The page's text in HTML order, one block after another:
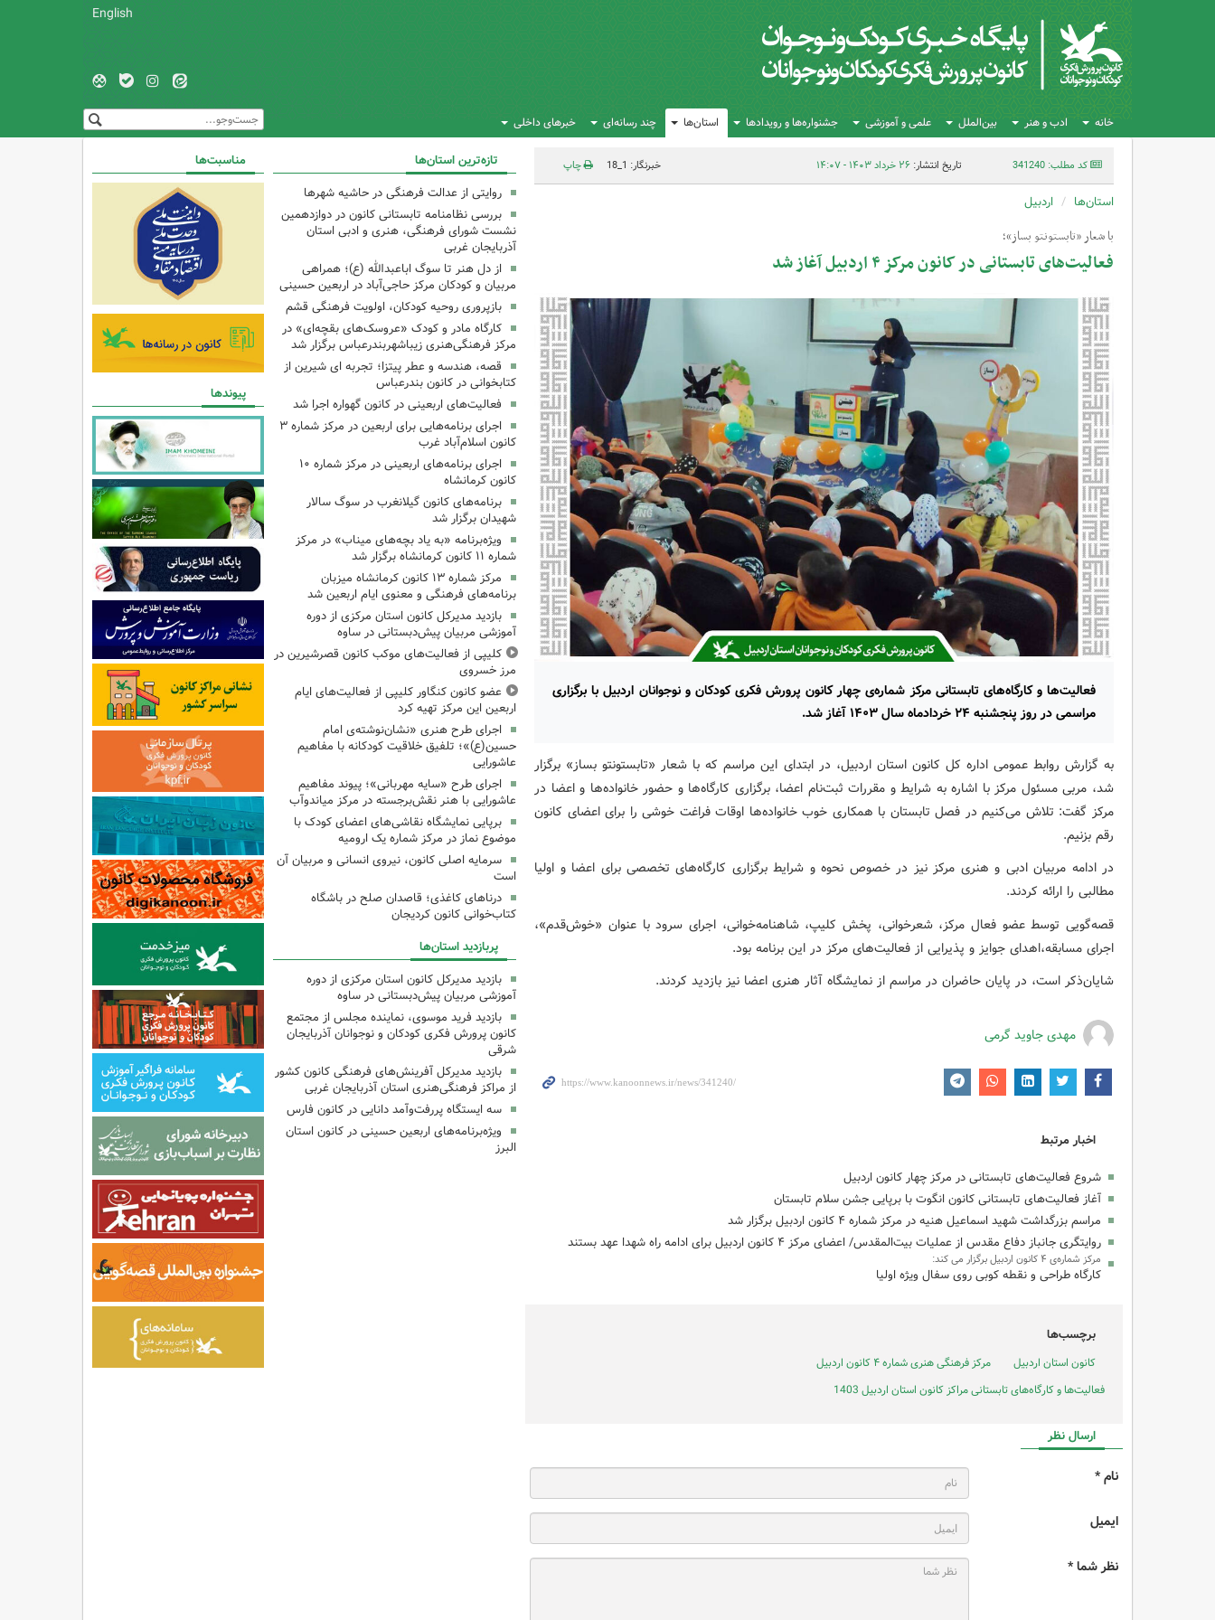
English
خانه ادب و هنر بین‌الملل علمی و آموزشی جشنواره‌ها و رویدادها استان‌ها چند رسانه‌ای خبرهای داخلی
کد مطلب: 341240 تاریخ انتشار:۲۶ خرداد ۱۴۰۳ - ۱۴:۰۷ خبرنگار: 1_18 چاپ
استان‌ها اردبیل
با شعار «تابستونتو بساز»؛
فعالیت‌های تابستانی در کانون مرکز ۴ اردبیل آغاز شد
فعالیت‌ها و کارگاه‌های تابستانی مرکز شماره‌ی چهار کانون پرورش فکری کودکان و نوجوانان اردبیل با برگزاری
مراسمی در روز پنجشنبه ۲۴ خردادماه سال ۱۴۰۳ آغاز شد.
به گزارش روابط عمومی اداره کل کانون استان اردبیل، در ابتدای این مراسم که با شعار «تابستونتو بساز» برگزار
شد، مربی مسئول مرکز با اشاره به شرایط و مقررات ثبت‌نام اعضا، برگزاری کارگاه‌ها و حضور خانواده‌ها و اعضا در
مرکز گفت: تلاش می‌کنیم در فصل تابستان با همکاری خوب خانواده‌ها اوقات فراغت خوشی را برای اعضای کانون
رقم بزنیم.
در ادامه مربیان ادبی و هنری مرکز نیز در خصوص نحوه و شرایط برگزاری کارگاه‌های تخصصی برای اعضا و اولیا
مطالبی را ارائه کردند.
قصه‌گویی توسط عضو فعال مرکز، شعرخوانی، پخش کلیپ‌، شاهنامه‌خوانی، اجرای سرود با عنوان «خوش‌قدم»،
اجرای مسابقه،اهدای جوایز و پذیرایی از فعالیت‌های مرکز در این برنامه بود.
شایان‌ذکر است، در پایان حاضران در مراسم از نمایشگاه آثار هنری اعضا نیز بازدید کردند.
مهدی جاوید گرمی
اخبار مرتبط
شروع فعالیت‌های تابستانی در مرکز چهار کانون اردبیل
آغاز فعالیت‌های تابستانی کانون انگوت با برپایی جشن سلام تابستان
مراسم بزرگداشت شهید اسماعیل هنیه در مرکز شماره ۴ کانون اردبیل برگزار شد
روایتگری جانباز دفاع مقدس از عملیات بیت‌المقدس/ اعضای مرکز ۴ کانون اردبیل برای ادامه راه شهدا عهد بستند
مرکز شماره‌ی ۴ کانون اردبیل برگزار می کند:
کارگاه طراحی و نقطه کوبی روی سفال ویژه اولیا
برچسب‌ها
کانون استان اردبیل
مرکز فرهنگی هنری شماره ۴ کانون اردبیل
فعالیت‌ها و کارگاه‌های تابستانی مراکز کانون استان اردبیل 1403
ارسال نظر
نام *
ایمیل
نظر شما *
تازه‌ترین استان‌ها
روایتی از عدالت فرهنگی در حاشیه شهرها
بررسی نظامنامه تابستانی کانون در دوازدهمین
نشست شورای فرهنگی، هنری و ادبی استان
آذربایجان غربی
از دل هنر تا سوگ اباعبدالله (ع)؛ همراهی
مربیان و کودکان مرکز حاجی‌آباد در اربعین حسینی
بازپروری روحیه کودکان، اولویت فرهنگی قشم
کارگاه مادر و کودک «عروسک‌های بقچه‌ای» در
مرکز فرهنگی‌هنری زیباشهربندرعباس برگزار شد
قصه، هندسه و عطر پیتزا؛ تجربه ای شیرین از
کتابخوانی در کانون بندرعباس
فعالیت‌های اربعینی در کانون گهواره اجرا شد
اجرای برنامه‌هایی برای اربعین در مرکز شماره ۳
کانون اسلام‌آباد غرب
اجرای برنامه‌های اربعینی در مرکز شماره ۱۰
کانون کرمانشاه
برنامه‌های کانون گیلانغرب در سوگ سالار
شهیدان برگزار شد
ویژه‌برنامه «به یاد بچه‌های میناب» در مرکز
شماره ۱۱ کانون کرمانشاه برگزار شد
مرکز شماره ۱۳ کانون کرمانشاه میزبان
برنامه‌های فرهنگی و معنوی ایام اربعین شد
بازدید مدیرکل کانون استان مرکزی از دوره
آموزشی مربیان پیش‌دبستانی در ساوه
کلیپی از فعالیت‌های موکب کانون قصرشیرین در
مرز خسروی
عضو کانون کنگاور کلیپی از فعالیت‌های ایام
اربعین این مرکز تهیه کرد
اجرای طرح هنری «نشان‌نوشته‌ی امام
حسین(ع)»؛ تلفیق خلاقیت کودکانه با مفاهیم
عاشورایی
اجرای طرح «سایه مهربانی»؛ پیوند مفاهیم
عاشورایی با هنر نقش‌برجسته در مرکز میاندوآب
برپایی نمایشگاه نقاشی‌های اعضای کودک با
موضوع نماز در مرکز شماره یک ارومیه
سرمایه اصلی کانون، نیروی انسانی و مربیان آن
است
درناهای کاغذی؛ قاصدان صلح در باشگاه
کتاب‌خوانی کانون کردیجان
پربازدید استان‌ها
بازدید مدیرکل کانون استان مرکزی از دوره
آموزشی مربیان پیش‌دبستانی در ساوه
بازدید فرید موسوی، نماینده مجلس از مجتمع
کانون پرورش فکری کودکان و نوجوانان آذربایجان
شرقی
بازدید مدیرکل آفرینش‌های فرهنگی کانون کشور
از مراکز فرهنگی‌هنری استان آذربایجان غربی
سه ایستگاه پررفت‌وآمد دانایی در کانون فارس
ویژه‌برنامه‌های اربعین حسینی در کانون استان
البرز
مناسبت‌ها
پیوندها